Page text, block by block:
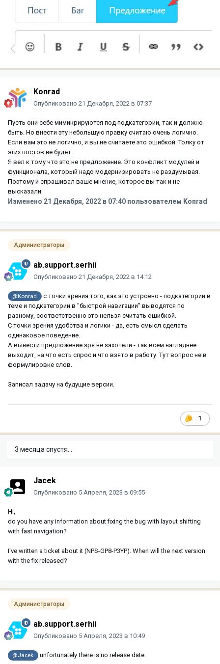
Konrad
Опубликовано 21 Декабря, 2022 в 07:37
Пусть они себе мимикрируются под подкатегории, так и должно
быть. Но внести эту небольшую правку считаю очень логично.
Если вам это не логично, и вы не считаете это ошибкой. Толку от
этих постов не будет.
Я вел к тому что это не предложение. Это конфликт модулей и
функционала, который надо модернизировать не раздумывая.
Поэтому и спрашивал ваше мнение, которое вы так и не
высказали.
Изменено 21 Декабря, 2022 в 07:40 пользователем Konrad
Администраторы
ab.support.serhii
Опубликовано 21 Декабря, 2022 в 14:12
@Konrad
с точки зрения того, как это устроено - подкатегории в
теме и подкатегории в "быстрой навигации" выводятся по
разному, соответственно это нельзя считать ошибкой.
С точки зрения удобства и логики - да, есть смысл сделать
одинаковое поведение.
А вынести предложение зря не захотели - так всем нагляднее
выходит, на что есть спрос и что взято в работу. Тут вопрос не в
формулировке слов.
Записал задачу на будущие версии.
1
3 месяца спустя...
Jacek
Опубликовано 5 Апреля, 2023 в 09:55
Hi,
do you have any information about fixing the bug with layout shifting
with fast navigation?
I've written a ticket about it (NPS-GP8-P3YP). When will the next version
with the fix released?
Администраторы
ab.support.serhii
Опубликовано 5 Апреля, 2023 в 10:49
@Jacek unfortunately there is no release date.